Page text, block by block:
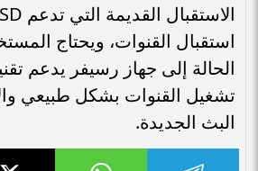
استقبال القنوات، ويحتاج
تشغيل القنوات بشكل طبيعي
البث الجديدة.